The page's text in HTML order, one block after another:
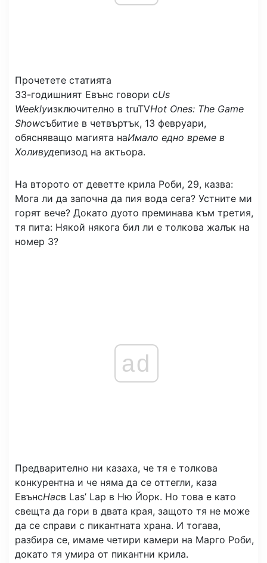
Прочетете статията
33-годишният Евънс говори сUs
Weeklyизключително в truTVHot Ones: The Game
Showсъбитие в четвъртък, 13 февруари,
обясняващо магията наИмало едно време в
Холивудепизод на актьора.
На второто от деветте крила Роби, 29, казва:
Мога ли да започна да пия вода сега? Устните ми
горят вече? Докато дуото преминава към третия,
тя пита: Някой някога бил ли е толкова жалък на
номер 3?
ad
Предварително ни казаха, че тя е толкова
конкурентна и че няма да се оттегли, каза
ЕвънсНасв Las’ Lap в Ню Йорк. Но това е като
свещта да гори в двата края, защото тя не може
да се справи с пикантната храна. И тогава,
разбира се, имаме четири камери на Марго Роби,
докато тя умира от пикантни крила.